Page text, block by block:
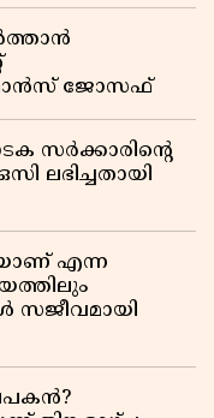
മോൻസ് ജോസഫ്
സർക്കാരിൻ്റെ
ലഭിച്ചതായി
എന്ന
സജീവമായി